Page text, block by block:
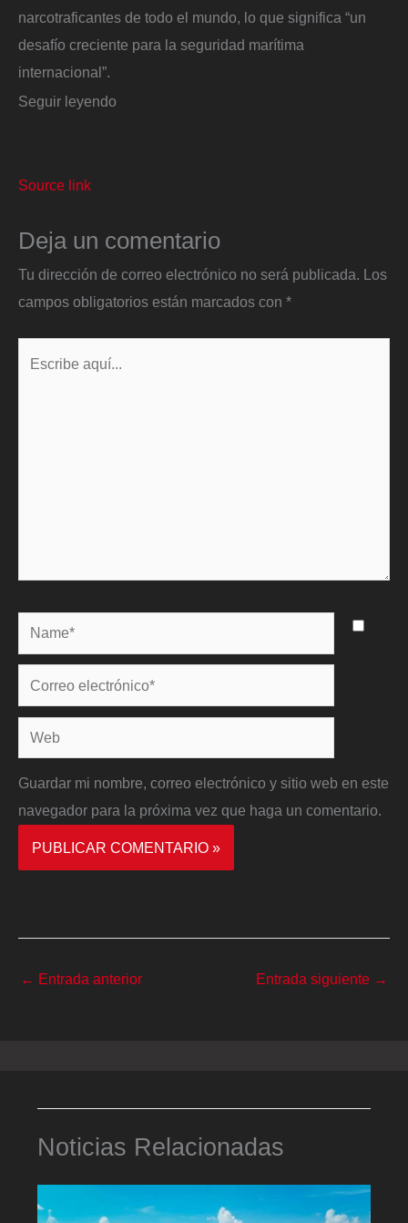
narcotraficantes de todo el mundo, lo que significa “un
desafío creciente para la seguridad marítima
internacional”.
Seguir leyendo
Source link
Deja un comentario
Tu dirección de correo electrónico no será publicada. Los
campos obligatorios están marcados con *
Name*
Correo
electrónico*
Web
Guardar mi nombre, correo electrónico y sitio web en este
navegador para la próxima vez que haga un comentario.
← Entrada anterior Entrada siguiente →
Noticias Relacionadas